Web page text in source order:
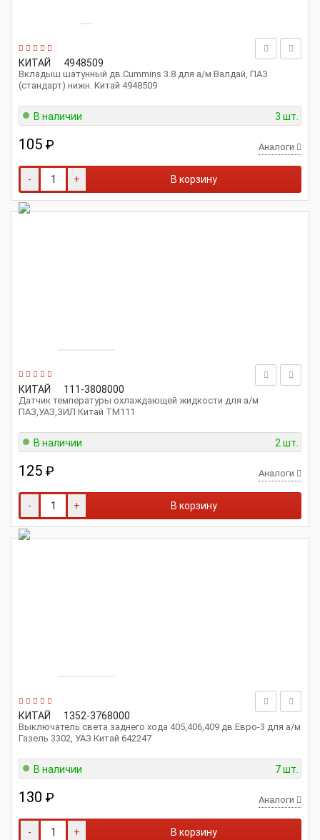
КИТАЙ 4948509
Вкладыш шатунный дв.Cummins 3.8 для а/м Валдай, ПАЗ
(стандарт) нижн. Китай 4948509
В наличии 3 шт.
105 ₽ Аналоги
- + В корзину
КИТАЙ 111-3808000
Датчик температуры охлаждающей жидкости для а/м
ПАЗ,УАЗ,ЗИЛ Китай TM111
В наличии 2 шт.
125 ₽ Аналоги
- + В корзину
КИТАЙ 1352-3768000
Выключатель света заднего хода 405,406,409 дв.Евро-3 для а/м
Газель 3302, УАЗ Китай 642247
В наличии 7 шт.
130 ₽ Аналоги
- + В корзину